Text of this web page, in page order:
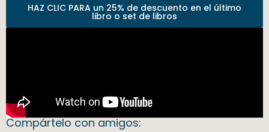
HAZ CLIC PARA un 25% de descuento en el último
libro o set de libros
Compártelo con amigos: